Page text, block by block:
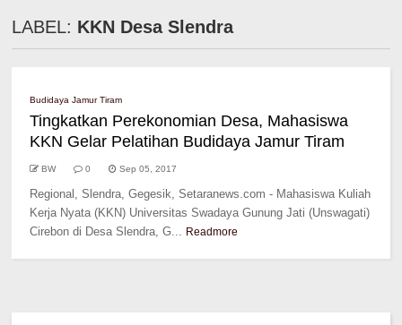
LABEL: KKN Desa Slendra
Budidaya Jamur Tiram
Tingkatkan Perekonomian Desa, Mahasiswa
KKN Gelar Pelatihan Budidaya Jamur Tiram
BW 0 Sep 05, 2017
Regional, Slendra, Gegesik, Setaranews.com - Mahasiswa Kuliah
Kerja Nyata (KKN) Universitas Swadaya Gunung Jati (Unswagati)
Cirebon di Desa Slendra, G... Readmore